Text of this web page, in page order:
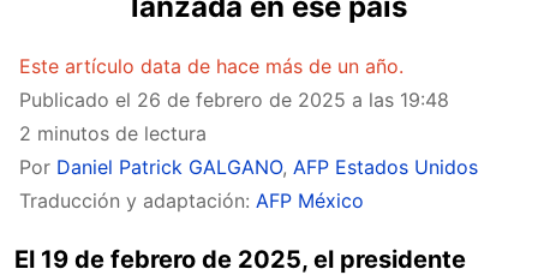
Este artículo data de hace más de un año.
Publicado el 26 de febrero de 2025 a las 19:48
2 minutos de lectura
Por Daniel Patrick GALGANO, AFP Estados Unidos
Traducción y adaptación: AFP México
El 19 de febrero de 2025, el presidente